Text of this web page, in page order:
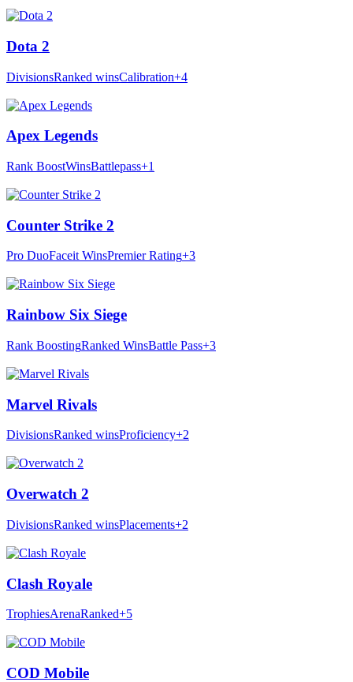
Dota 2
DivisionsRanked winsCalibration+4
Apex Legends
Rank BoostWinsBattlepass+1
Counter Strike 2
Pro DuoFaceit WinsPremier Rating+3
Rainbow Six Siege
Rank BoostingRanked WinsBattle Pass+3
Marvel Rivals
DivisionsRanked winsProficiency+2
Overwatch 2
DivisionsRanked winsPlacements+2
Clash Royale
TrophiesArenaRanked+5
COD Mobile